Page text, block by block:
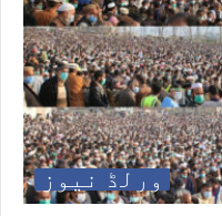
ورلڈ نیوز